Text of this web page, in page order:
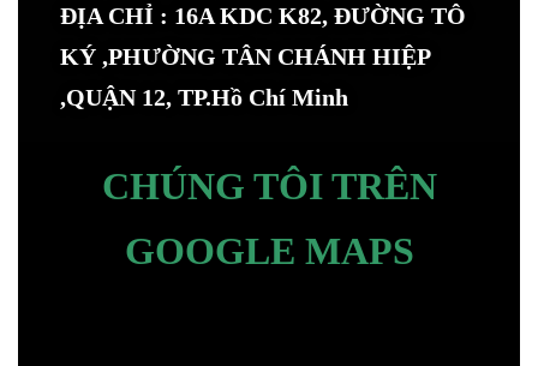
ĐỊA CHỈ : 16A KDC K82, ĐƯỜNG TÔ
KÝ ,PHƯỜNG TÂN CHÁNH HIỆP
,QUẬN 12, TP.Hồ Chí Minh
CHÚNG TÔI TRÊN
GOOGLE MAPS